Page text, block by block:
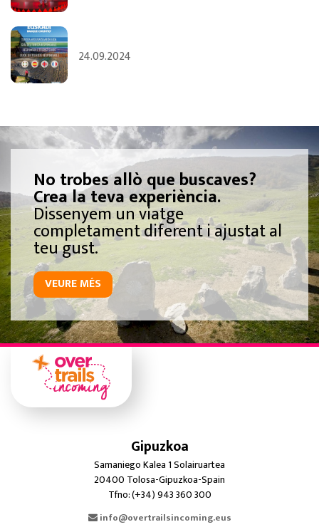
24.09.2024
No trobes allò que buscaves?
Crea la teva experiència.
Dissenyem un viatge
completament diferent i ajustat al
teu gust.
VEURE MÉS
Gipuzkoa
Samaniego Kalea 1 Solairuartea
20400 Tolosa-Gipuzkoa-Spain
Tfno: (+34) 943 360 300
info@overtrailsincoming.eus